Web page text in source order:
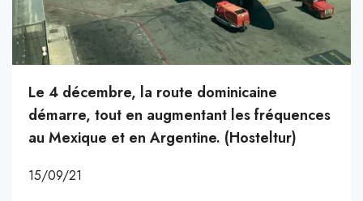
Le 4 décembre, la route dominicaine
démarre, tout en augmentant les fréquences
au Mexique et en Argentine. (Hosteltur)
15/09/21